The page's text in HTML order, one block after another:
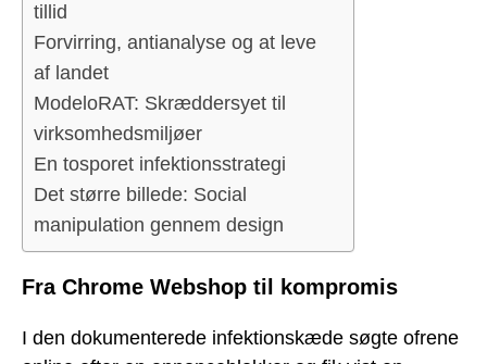
tillid
Forvirring, antianalyse og at leve
af landet
ModeloRAT: Skræddersyet til
virksomhedsmiljøer
En tosporet infektionsstrategi
Det større billede: Social
manipulation gennem design
Fra Chrome Webshop til kompromis
I den dokumenterede infektionskæde søgte ofrene